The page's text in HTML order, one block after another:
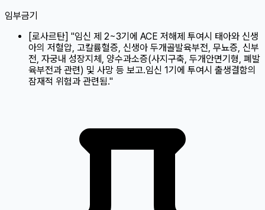
임부금기
[로사르탄] "임신 제 2~3기에 ACE 저해제 투여시 태아와 신생
아의 저혈압, 고칼륨혈증, 신생아 두개골발육부전, 무뇨증, 신부
전, 자궁내 성장지체, 양수과소증(사지구축, 두개안면기형, 폐발
육부전과 관련) 및 사망 등 보고.임신 1기에 투여시 출생결함의
잠재적 위험과 관련됨."